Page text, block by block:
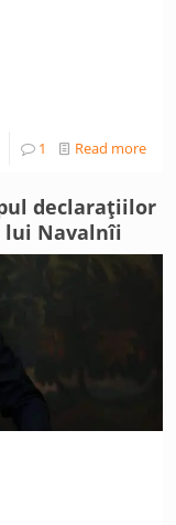
1 Read more
declarațiilor
lui Navalnîi